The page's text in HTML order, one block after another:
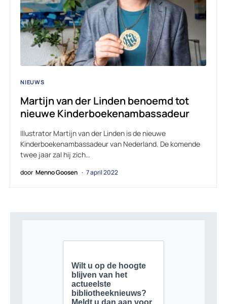
NIEUWS
Martijn van der Linden benoemd tot
nieuwe Kinderboekenambassadeur
Illustrator Martijn van der Linden is de nieuwe
Kinderboekenambassadeur van Nederland. De komende
twee jaar zal hij zich…
door Menno Goosen 7 april 2022